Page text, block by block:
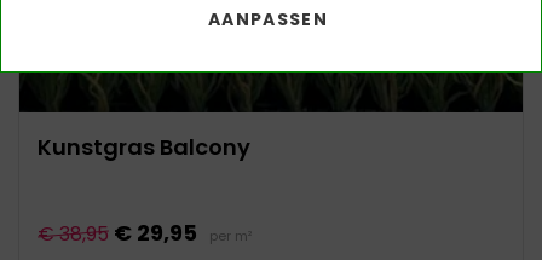
AANPASSEN
Kunstgras Balcony
€ 38,95 € 29,95 per m²